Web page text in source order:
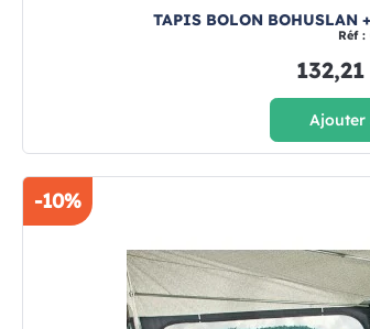
TAPIS BOLON BOHUSLAN
Réf :
Ajouter
-10%